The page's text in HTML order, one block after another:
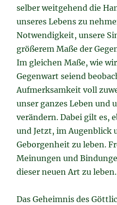
selber weitgehend die
unseres Lebens zu
Notwendigkeit, unsere
größerem Maße der
Im gleichen Maße, wie
Gegenwart seiend
Aufmerksamkeit voll
unser ganzes Leben und
verändern. Dabei gilt es,
und Jetzt, im Augenblick
Geborgenheit zu leben.
Meinungen und
dieser neuen Art zu leben.
Das Geheimnis des